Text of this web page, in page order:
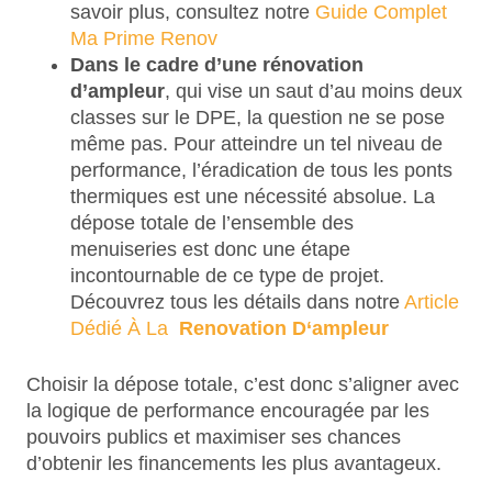
savoir plus, consultez notre Guide Complet
Ma Prime Renov
Dans le cadre d’une rénovation
d’ampleur, qui vise un saut d’au moins deux
classes sur le DPE, la question ne se pose
même pas. Pour atteindre un tel niveau de
performance, l’éradication de tous les ponts
thermiques est une nécessité absolue. La
dépose totale de l’ensemble des
menuiseries est donc une étape
incontournable de ce type de projet.
Découvrez tous les détails dans notre Article
Dédié À La Renovation D‘ampleur
Choisir la dépose totale, c’est donc s’aligner avec
la logique de performance encouragée par les
pouvoirs publics et maximiser ses chances
d’obtenir les financements les plus avantageux.